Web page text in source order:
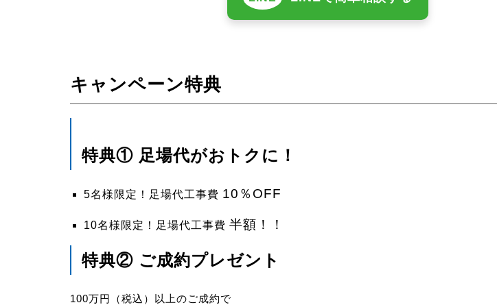
キャンペーン特典
特典① 足場代がおトクに！
5名様限定！足場代工事費 10％OFF
10名様限定！足場代工事費 半額！！
特典② ご成約プレゼント
100万円（税込）以上のご成約で